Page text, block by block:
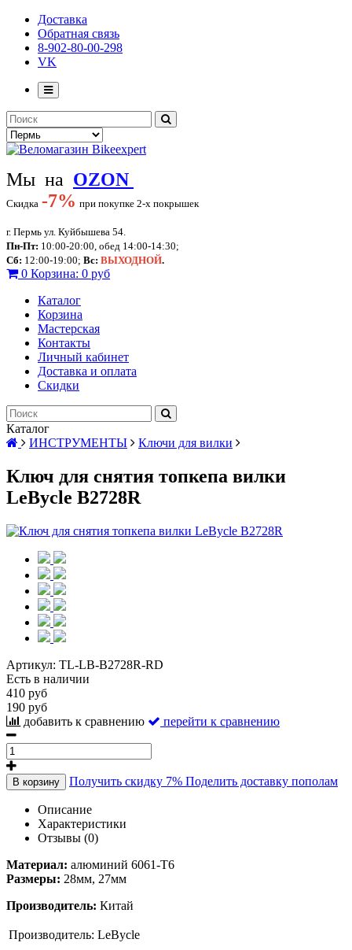
Доставка
Обратная связь
8-902-80-00-298
VK
Мы на OZON
Скидка -7% при покупке 2-х покрышек
г. Пермь ул. Куйбышева 54.
Пн-Пт: 10:00-20:00, обед 14:00-14:30;
Сб: 12:00-19:00; Вс: ВЫХОДНОЙ.
0 Корзина: 0 руб
Каталог
Корзина
Мастерская
Контакты
Личный кабинет
Доставка и оплата
Скидки
Каталог
ИНСТРУМЕНТЫ
Ключи для вилки
Ключ для снятия топкепа вилки
LeBycle B2728R
Артикул: TL-LB-B2728R-RD
Есть в наличии
410 руб
190 руб
добавить к сравнению
перейти к сравнению
В корзину Получить скидку 7% Поделить доставку пополам
Описание
Характеристики
Отзывы (0)
Материал: алюминий 6061-Т6
Размеры: 28мм, 27мм
Производитель: Китай
Производитель: LeBycle